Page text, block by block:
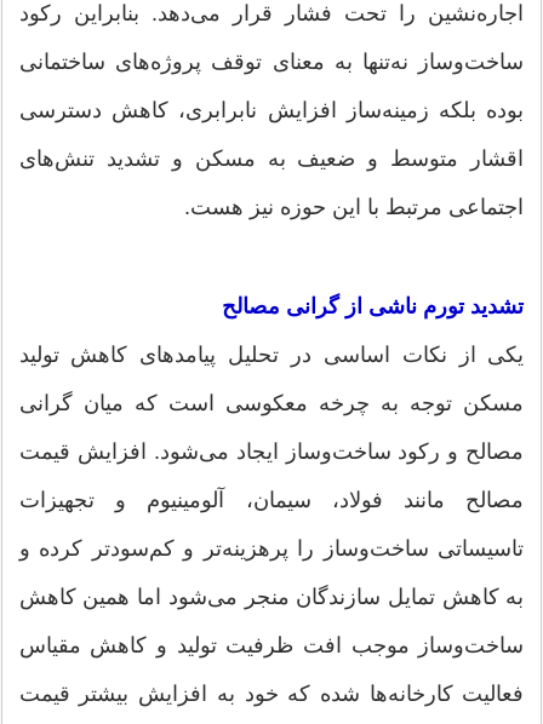
اجاره‌نشین را تحت فشار قرار می‌دهد. بنابراین رکود
ساخت‌وساز نه‌تنها به معنای توقف پروژه‌های ساختمانی
بوده بلکه زمینه‌ساز افزایش نابرابری، کاهش دسترسی
اقشار متوسط و ضعیف به مسکن و تشدید تنش‌های
اجتماعی مرتبط با این حوزه نیز هست.
تشدید تورم ناشی از گرانی مصالح
یکی از نکات اساسی در تحلیل پیامدهای کاهش تولید
مسکن توجه به چرخه معکوسی است که میان گرانی
مصالح و رکود ساخت‌وساز ایجاد می‌شود. افزایش قیمت
مصالح مانند فولاد، سیمان، آلومینیوم و تجهیزات
تاسیساتی ساخت‌وساز را پرهزینه‌تر و کم‌سودتر کرده و
به کاهش تمایل سازندگان منجر می‌شود اما همین کاهش
ساخت‌وساز موجب افت ظرفیت تولید و کاهش مقیاس
فعالیت کارخانه‌ها شده که خود به افزایش بیشتر قیمت